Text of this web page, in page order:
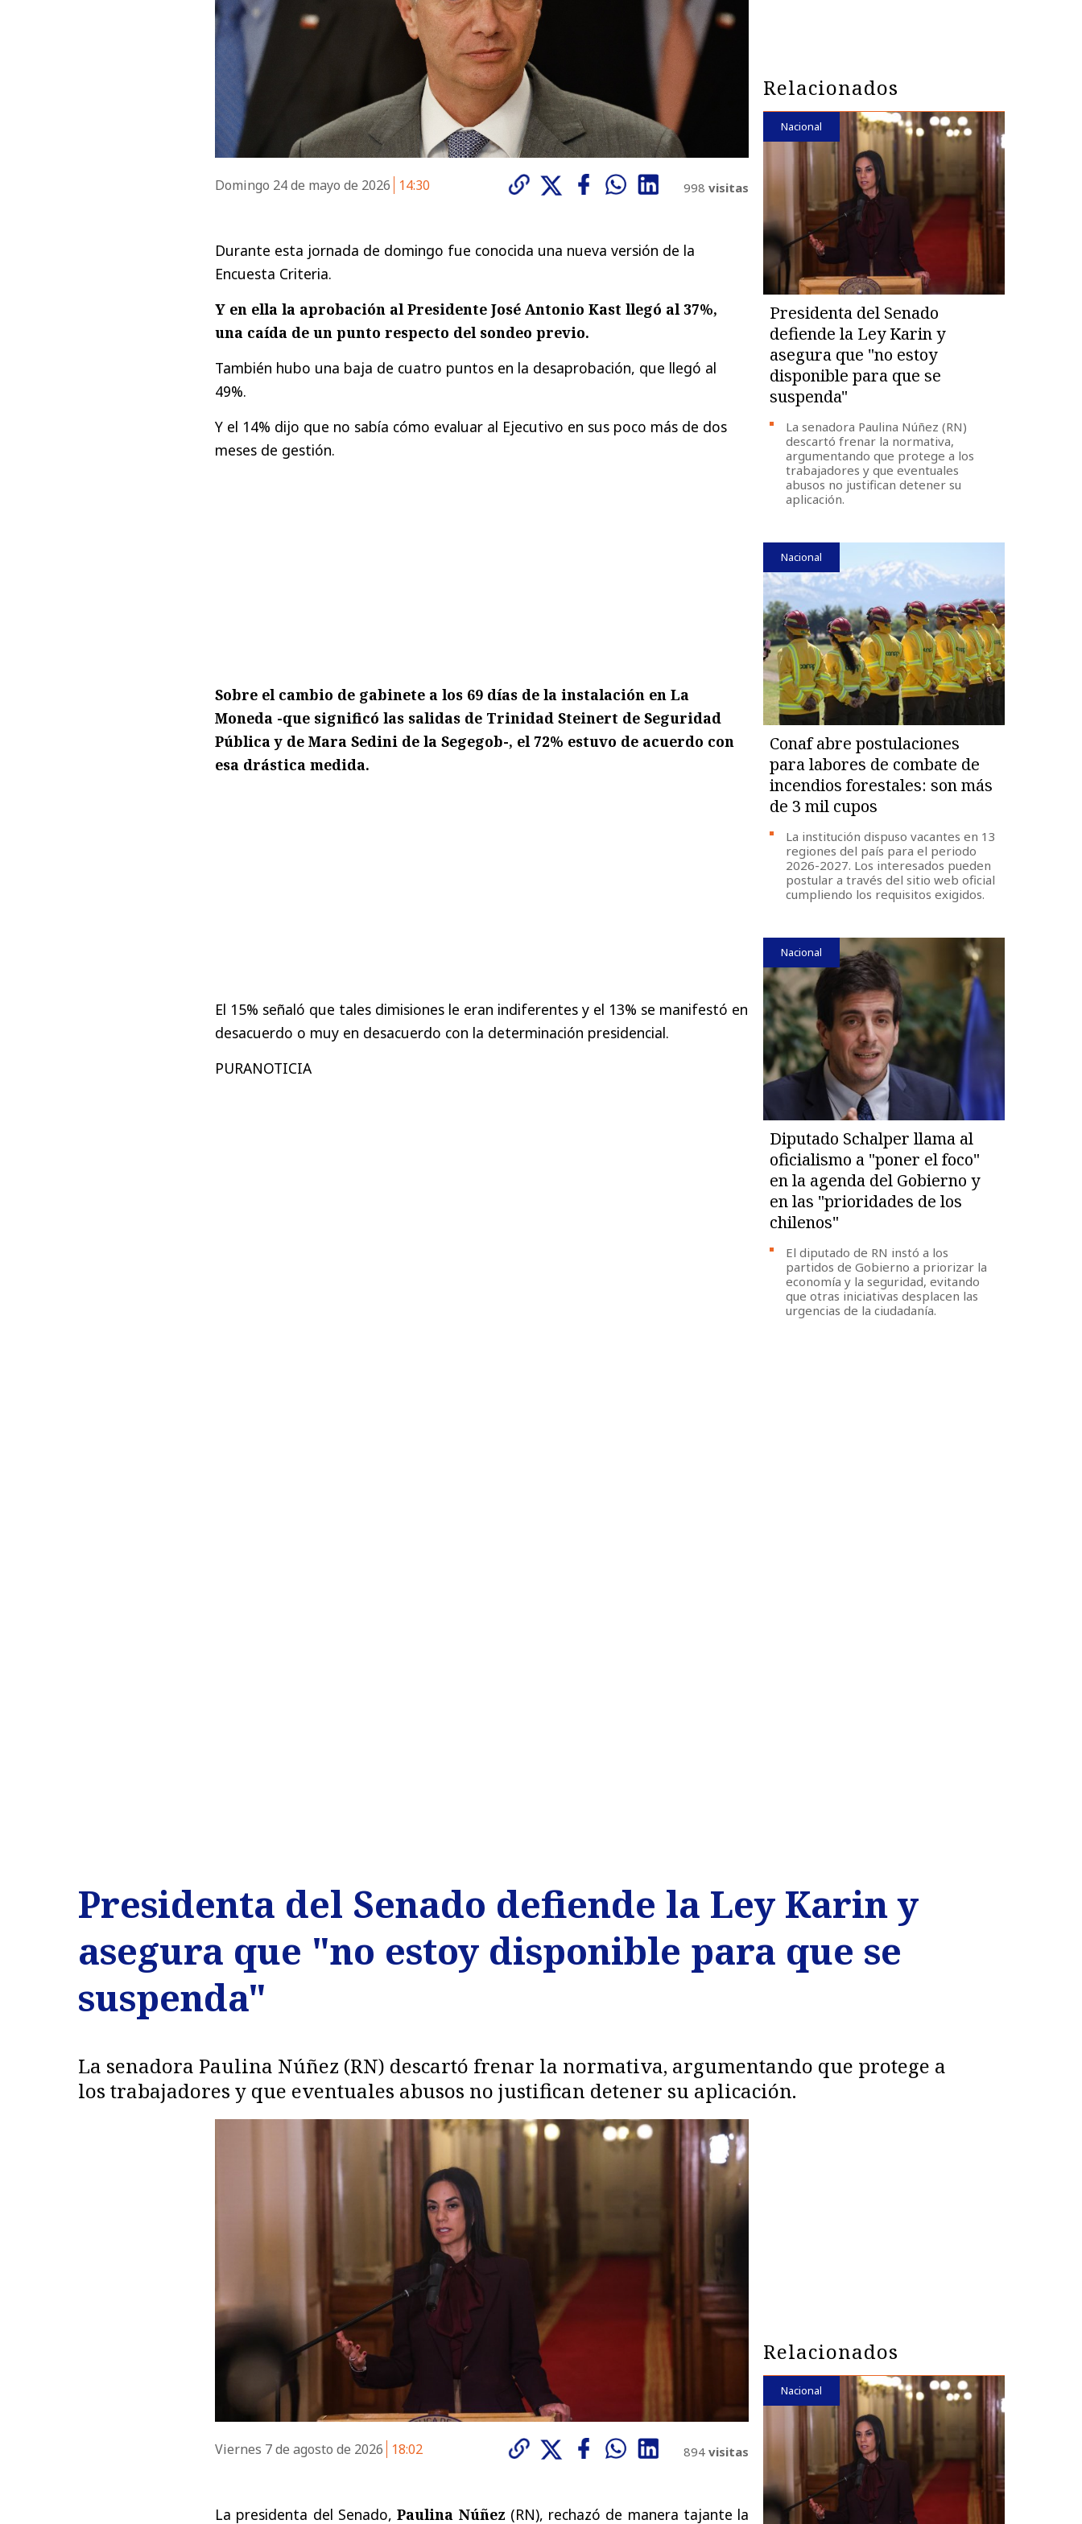
Domingo 24 de mayo de 2026 14:30 998 visitas
Durante esta jornada de domingo fue conocida una nueva versión de la
Encuesta Criteria.
Y en ella la aprobación al Presidente José Antonio Kast llegó al 37%,
una caída de un punto respecto del sondeo previo.
También hubo una baja de cuatro puntos en la desaprobación, que llegó al
49%.
Y el 14% dijo que no sabía cómo evaluar al Ejecutivo en sus poco más de dos
meses de gestión.
Sobre el cambio de gabinete a los 69 días de la instalación en La
Moneda -que significó las salidas de Trinidad Steinert de Seguridad
Pública y de Mara Sedini de la Segegob-, el 72% estuvo de acuerdo con
esa drástica medida.
El 15% señaló que tales dimisiones le eran indiferentes y el 13% se manifestó en
desacuerdo o muy en desacuerdo con la determinación presidencial.
PURANOTICIA
Relacionados
Nacional
Presidenta del Senado
defiende la Ley Karin y
asegura que "no estoy
disponible para que se
suspenda"
La senadora Paulina Núñez (RN)
descartó frenar la normativa,
argumentando que protege a los
trabajadores y que eventuales
abusos no justifican detener su
aplicación.
Nacional
Conaf abre postulaciones
para labores de combate de
incendios forestales: son más
de 3 mil cupos
La institución dispuso vacantes en 13
regiones del país para el periodo
2026-2027. Los interesados pueden
postular a través del sitio web oficial
cumpliendo los requisitos exigidos.
Nacional
Diputado Schalper llama al
oficialismo a "poner el foco"
en la agenda del Gobierno y
en las "prioridades de los
chilenos"
El diputado de RN instó a los
partidos de Gobierno a priorizar la
economía y la seguridad, evitando
que otras iniciativas desplacen las
urgencias de la ciudadanía.
Presidenta del Senado defiende la Ley Karin y
asegura que "no estoy disponible para que se
suspenda"
La senadora Paulina Núñez (RN) descartó frenar la normativa, argumentando que protege a
los trabajadores y que eventuales abusos no justifican detener su aplicación.
Viernes 7 de agosto de 2026 18:02 894 visitas
La presidenta del Senado, Paulina Núñez (RN), rechazó de manera tajante la
Relacionados
Nacional